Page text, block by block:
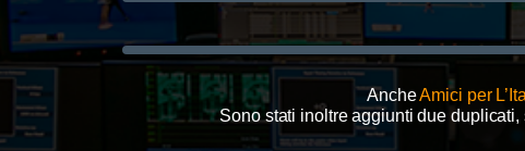
AncheAmici per
Sono stati inoltre aggiunti due